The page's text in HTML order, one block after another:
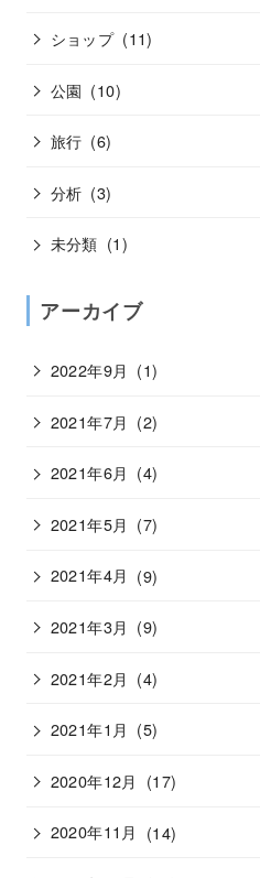
ショップ (11)
公園 (10)
旅行 (6)
分析 (3)
未分類 (1)
アーカイブ
2022年9月 (1)
2021年7月 (2)
2021年6月 (4)
2021年5月 (7)
2021年4月 (9)
2021年3月 (9)
2021年2月 (4)
2021年1月 (5)
2020年12月 (17)
2020年11月 (14)